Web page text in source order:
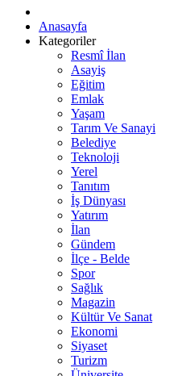
Anasayfa
Kategoriler
Resmî İlan
Asayiş
Eğitim
Emlak
Yaşam
Tarım Ve Sanayi
Belediye
Teknoloji
Yerel
Tanıtım
İş Dünyası
Yatırım
İlan
Gündem
İlçe - Belde
Spor
Sağlık
Magazin
Kültür Ve Sanat
Ekonomi
Siyaset
Turizm